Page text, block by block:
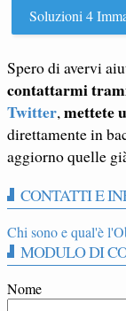
Soluzioni 4
Spero di avervi
contattarmi
Twitter,mettete
direttamente in
aggiorno quelle
CONTATTI E
Chi sono e qual'è
MODULO DI
Nome